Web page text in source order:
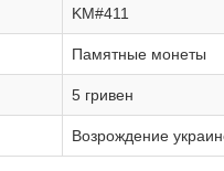
KM#411
Памятные монеты
5 гривен
Возрождение